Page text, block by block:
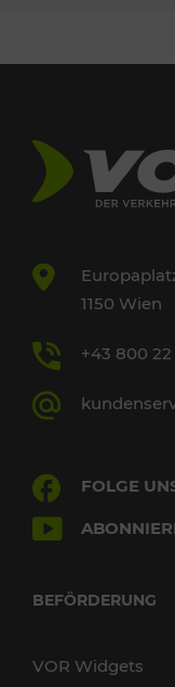
1150 Wien
+43 800
FOLGE
BEFÖRDERUNG
VOR Widgets